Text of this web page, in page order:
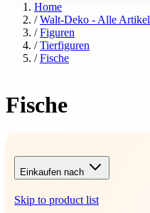
Home
/ Walt-Deko - Alle Artikel
/ Figuren
/ Tierfiguren
/ Fische
Fische
Einkaufen nach
Skip to product list